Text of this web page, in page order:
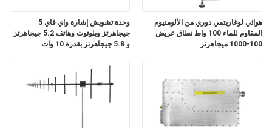
وحدة تشويش إشارة واي فاي 5
جيجاهرتز وبلوتوث وهاتف 5.2 جيجاهرتز
و 5.8 جيجاهرتز بقدرة 10 وات
هوائي لوغاريتمي دوري من الألومنيوم
المقاوم للماء 100 واط نطاق عريض
100-1000 ميجاهرتز